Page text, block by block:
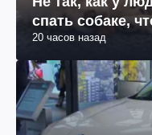
спать собаке,
20 часов назад